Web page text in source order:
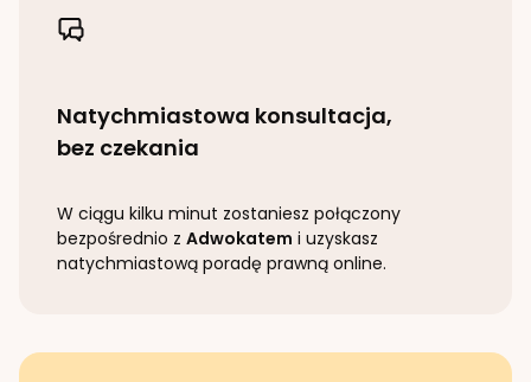
Natychmiastowa konsultacja,
bez czekania
W ciągu kilku minut zostaniesz połączony
bezpośrednio z Adwokatem i uzyskasz
natychmiastową poradę prawną online.